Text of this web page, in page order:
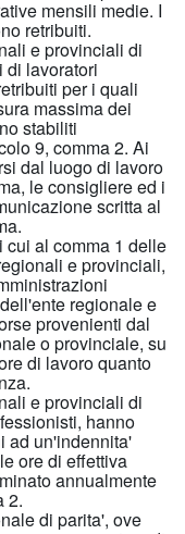
mensili medie. I
retribuiti.
e provinciali di
di lavoratori
per i quali
massima dei
stabiliti
9, comma 2. Ai
dal luogo di lavoro
le consigliere ed i
scritta al
cui al comma 1 delle
e provinciali,
regionale e
provenienti dal
o provinciale, su
di lavoro quanto
e provinciali di
hanno
ad un'indennita'
ore di effettiva
annualmente
2.
di parita', ove